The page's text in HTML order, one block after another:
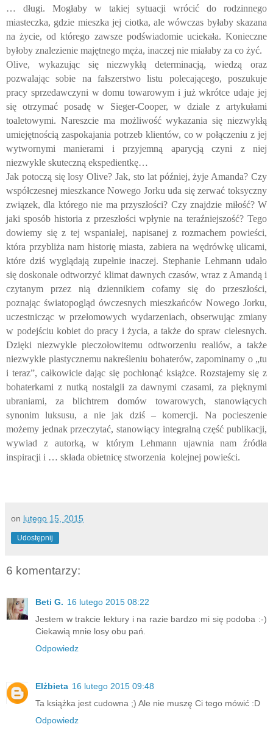
… długi. Mogłaby w takiej sytuacji wrócić do rodzinnego
miasteczka, gdzie mieszka jej ciotka, ale wówczas byłaby skazana
na życie, od którego zawsze podświadomie uciekała. Konieczne
byłoby znalezienie majętnego męża, inaczej nie miałaby za co żyć.
Olive, wykazując się niezwykłą determinacją, wiedzą oraz
pozwalając sobie na fałszerstwo listu polecającego, poszukuje
pracy sprzedawczyni w domu towarowym i już wkrótce udaje jej
się otrzymać posadę w Sieger-Cooper, w dziale z artykułami
toaletowymi. Nareszcie ma możliwość wykazania się niezwykłą
umiejętnością zaspokajania potrzeb klientów, co w połączeniu z jej
wytwornymi manierami i przyjemną aparycją czyni z niej
niezwykle skuteczną ekspedientkę…
Jak potoczą się losy Olive? Jak, sto lat później, żyje Amanda? Czy
współczesnej mieszkance Nowego Jorku uda się zerwać toksyczny
związek, dla którego nie ma przyszłości? Czy znajdzie miłość? W
jaki sposób historia z przeszłości wpłynie na teraźniejszość? Tego
dowiemy się z tej wspaniałej, napisanej z rozmachem powieści,
która przybliża nam historię miasta, zabiera na wędrówkę ulicami,
które dziś wyglądają zupełnie inaczej. Stephanie Lehmann udało
się doskonale odtworzyć klimat dawnych czasów, wraz z Amandą i
czytanym przez nią dziennikiem cofamy się do przeszłości,
poznając światopogląd ówczesnych mieszkańców Nowego Jorku,
uczestnicząc w przełomowych wydarzeniach, obserwując zmiany
w podejściu kobiet do pracy i życia, a także do spraw cielesnych.
Dzięki niezwykle pieczołowitemu odtworzeniu realiów, a także
niezwykle plastycznemu nakreśleniu bohaterów, zapominamy o „tu
i teraz”, całkowicie dając się pochłonąć książce. Rozstajemy się z
bohaterkami z nutką nostalgii za dawnymi czasami, za pięknymi
ubraniami, za blichtrem domów towarowych, stanowiących
synonim luksusu, a nie jak dziś – komercji. Na pocieszenie
możemy jednak przeczytać, stanowiący integralną część publikacji,
wywiad z autorką, w którym Lehmann ujawnia nam źródła
inspiracji i … składa obietnicę stworzenia kolejnej powieści.
on lutego 15, 2015
Udostępnij
6 komentarzy:
Beti G. 16 lutego 2015 08:22
Jestem w trakcie lektury i na razie bardzo mi się podoba :-)
Ciekawią mnie losy obu pań.
Odpowiedz
Elżbieta 16 lutego 2015 09:48
Ta książka jest cudowna ;) Ale nie muszę Ci tego mówić :D
Odpowiedz